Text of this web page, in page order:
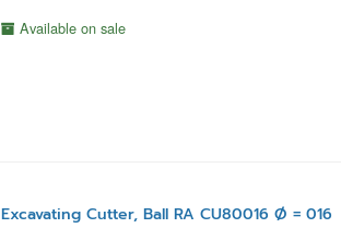
Available on sale
Excavating Cutter, Ball RA CU80016 Ø = 016